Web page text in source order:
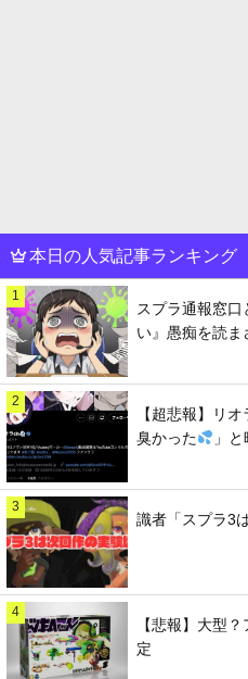
本日の人気記事ランキング
1
スプラ通報窓
い』愚痴を読ま
2
【超悲報】リ
臭かった
」
3
識者「スプラ3
4
【悲報】大型
定